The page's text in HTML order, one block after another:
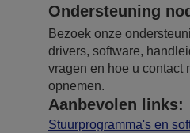
Ondersteuning
Bezoek onze
drivers, software,
vragen en hoe u contact
opnemen.
Aanbevolen links:
Stuurprogramma's en